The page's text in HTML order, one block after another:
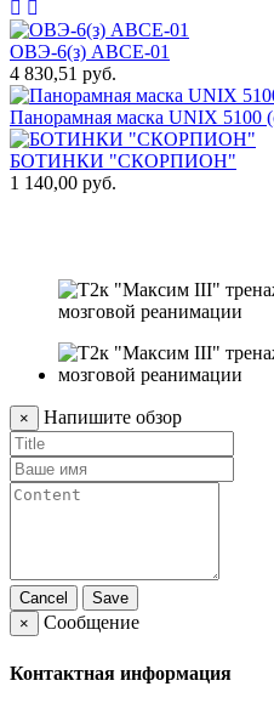
ОВЭ-6(з) АВCЕ-01
4 830,51 руб.
Панорамная маска UNIX 5100
БОТИНКИ "СКОРПИОН"
1 140,00 руб.
× Напишите обзор
Cancel
Save
×
Сообщение
Контактная информация